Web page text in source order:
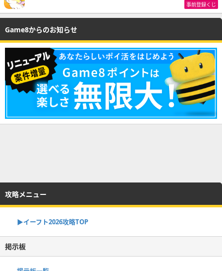
事前登録くじ
Game8からのお知らせ
攻略メニュー
▶イーフト2026攻略TOP
掲示板